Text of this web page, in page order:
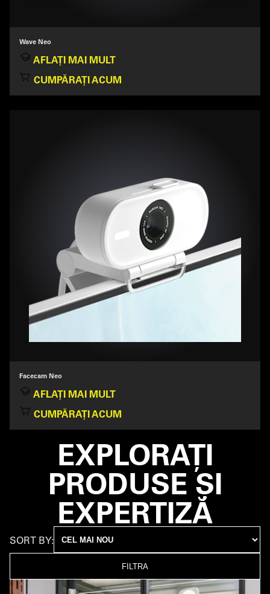
Wave Neo
AFLAȚI MAI MULT
CUMPĂRAȚI ACUM
Facecam Neo
AFLAȚI MAI MULT
CUMPĂRAȚI ACUM
EXPLORAȚI
PRODUSE ȘI
EXPERTIZĂ
SORT BY:
FILTRA